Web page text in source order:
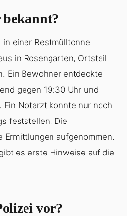
bekannt?
in einer Restmülltonne
in Rosengarten, Ortsteil
Ein Bewohner entdeckte
gegen 19:30 Uhr und
Ein Notarzt konnte nur noch
feststellen. Die
Ermittlungen aufgenommen.
es erste Hinweise auf die
vor?